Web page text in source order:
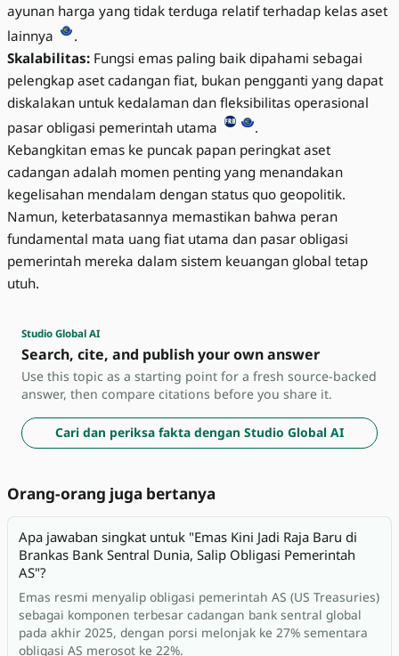
ayunan harga yang tidak terduga relatif terhadap kelas aset
lainnya
.
Skalabilitas: Fungsi emas paling baik dipahami sebagai
pelengkap aset cadangan fiat, bukan pengganti yang dapat
diskalakan untuk kedalaman dan fleksibilitas operasional
pasar obligasi pemerintah utama
.
Kebangkitan emas ke puncak papan peringkat aset
cadangan adalah momen penting yang menandakan
kegelisahan mendalam dengan status quo geopolitik.
Namun, keterbatasannya memastikan bahwa peran
fundamental mata uang fiat utama dan pasar obligasi
pemerintah mereka dalam sistem keuangan global tetap
utuh.
Studio Global AI
Search, cite, and publish your own answer
Use this topic as a starting point for a fresh source-backed
answer, then compare citations before you share it.
Cari dan periksa fakta dengan Studio Global AI
Orang-orang juga bertanya
Apa jawaban singkat untuk "Emas Kini Jadi Raja Baru di
Brankas Bank Sentral Dunia, Salip Obligasi Pemerintah
AS"?
Emas resmi menyalip obligasi pemerintah AS (US Treasuries)
sebagai komponen terbesar cadangan bank sentral global
pada akhir 2025, dengan porsi melonjak ke 27% sementara
obligasi AS merosot ke 22%.